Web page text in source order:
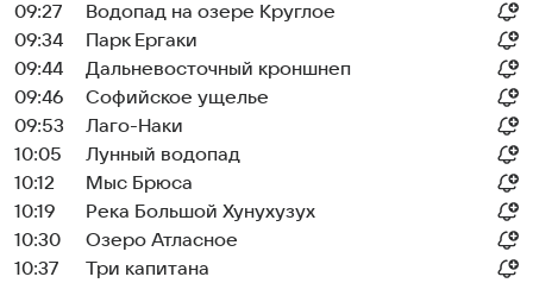
09:27
Водопад на озере Круглое
09:34
Парк Ергаки
09:44
Дальневосточный кроншнеп
09:46
Софийское ущелье
09:53
Лаго-Наки
10:05
Лунный водопад
10:12
Мыс Брюса
10:19
Река Большой Хунухузух
10:30
Озеро Атласное
10:37
Три капитана